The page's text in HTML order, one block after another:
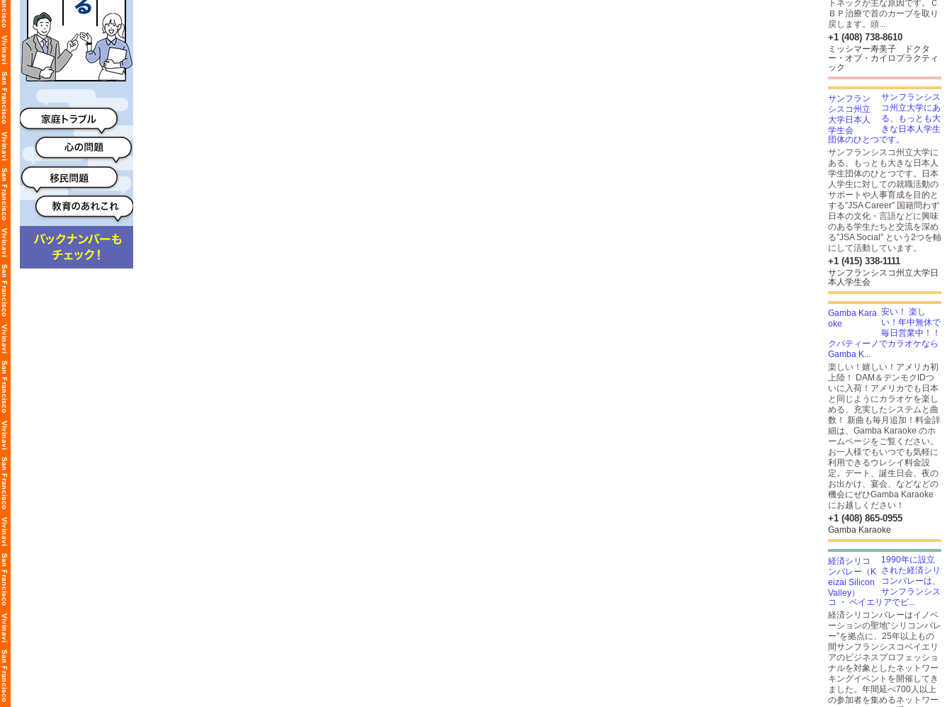
トネックが主な原因です。Ｃ
ＢＰ治療で首のカーブを取り
戻します。頭...
+1 (408) 738-8610
ミッシマー寿美子 ドクタ
ー・オブ・カイロプラクティ
ック
サンフランシス
コ州立大学にあ
る、もっとも大
きな日本人学生
団体のひとつです。
サンフランシスコ州立大学に
ある、もっとも大きな日本人
学生団体のひとつです。日本
人学生に対しての就職活動の
サポートや人事育成を目的と
する”JSA Career” 国籍問わず
日本の文化・言語などに興味
のある学生たちと交流を深め
る”JSA Social” という2つを軸
にして活動しています。
+1 (415) 338-1111
サンフランシスコ州立大学日
本人学生会
安い！ 楽し
い！年中無休で
毎日営業中！！
クパティーノでカラオケなら
Gamba K...
楽しい！嬉しい！アメリカ初
上陸！ DAM＆デンモクIDつ
いに入荷！アメリカでも日本
と同じようにカラオケを楽し
める、充実したシステムと曲
数！ 新曲も毎月追加！料金詳
細は、Gamba Karaoke のホ
ームページをご覧ください。
お一人様でもいつでも気軽に
利用できるウレシイ料金設
定。デート、誕生日会、夜の
お出かけ、宴会、などなどの
機会にぜひGamba Karaoke
にお越しください！
+1 (408) 865-0955
Gamba Karaoke
1990年に設立
された経済シリ
コンバレーは、
サンフランシス
コ ・ ベイエリアでビ...
経済シリコンバレーはイノベ
ーションの聖地“シリコンバレ
ー”を拠点に、25年以上もの
間サンフランシスコベイエリ
アのビジネスプロフェッショ
ナルを対象としたネットワー
キングイベントを開催してき
ました。年間延べ700人以上
の参加者を集めるネットワー